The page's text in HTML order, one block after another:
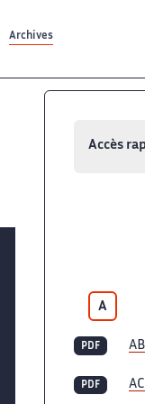
Archives
Accès
A
PDF
PDF